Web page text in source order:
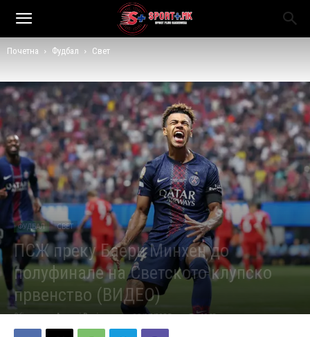
Почетна Фудбал Свет
ФУДБАЛ СВЕТ
ПСЖ преку Баерн Минхен до
полуфинале на Светското клупско
првенство (ВИДЕО)
Објавено од Андреј Велјаноски - 05/07/2025 1068